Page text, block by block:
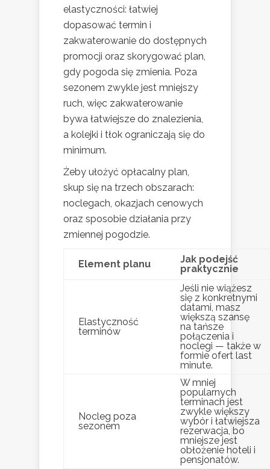
elastyczności: łatwiej
dopasować termin i
zakwaterowanie do dostępnych
promocji oraz skorygować plan,
gdy pogoda się zmienia. Poza
sezonem zwykle jest mniejszy
ruch, więc zakwaterowanie
bywa łatwiejsze do znalezienia,
a kolejki i tłok ograniczają się do
minimum.
Żeby ułożyć opłacalny plan,
skup się na trzech obszarach:
noclegach, okazjach cenowych
oraz sposobie działania przy
zmiennej pogodzie.
Element planu
Jak podejść
praktycznie
Elastyczność
terminów
Jeśli nie wiążesz
się z konkretnymi
datami, masz
większą szansę
na tańsze
połączenia i
noclegi — także w
formie ofert last
minute.
Nocleg poza
sezonem
W mniej
popularnych
terminach jest
zwykle większy
wybór i łatwiejsza
rezerwacja, bo
mniejsze jest
obłożenie hoteli i
pensjonatów.